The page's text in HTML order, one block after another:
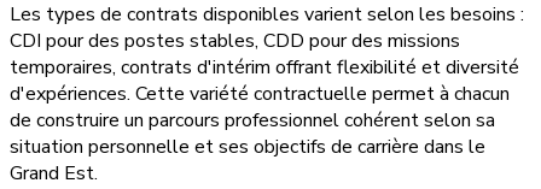
Les types de contrats disponibles varient selon les besoins :
CDI pour des postes stables, CDD pour des missions
temporaires, contrats d'intérim offrant flexibilité et diversité
d'expériences. Cette variété contractuelle permet à chacun
de construire un parcours professionnel cohérent selon sa
situation personnelle et ses objectifs de carrière dans le
Grand Est.